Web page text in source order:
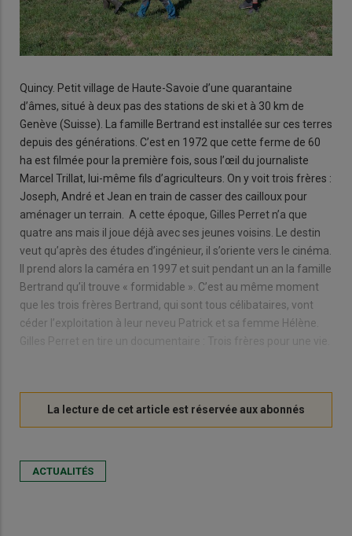
Quincy. Petit village de Haute-Savoie d’une quarantaine
d’âmes, situé à deux pas des stations de ski et à 30 km de
Genève (Suisse). La famille Bertrand est installée sur ces terres
depuis des générations. C’est en 1972 que cette ferme de 60
ha est filmée pour la première fois, sous l’œil du journaliste
Marcel Trillat, lui-même fils d’agriculteurs. On y voit trois frères :
Joseph, André et Jean en train de casser des cailloux pour
aménager un terrain. A cette époque, Gilles Perret n’a que
quatre ans mais il joue déjà avec ses jeunes voisins. Le destin
veut qu’après des études d’ingénieur, il s’oriente vers le cinéma.
Il prend alors la caméra en 1997 et suit pendant un an la famille
Bertrand qu’il trouve « formidable ». C’est au même moment
que les trois frères Bertrand, qui sont tous célibataires, vont
céder l’exploitation à leur neveu Patrick et sa femme Hélène.
Gilles Perret en tire un documentaire : Trois frères pour une vie.
ACTUALITÉS